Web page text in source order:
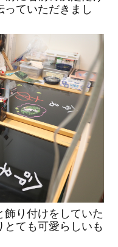
ていただきまし
り付けをしていた
ても可愛らしいも